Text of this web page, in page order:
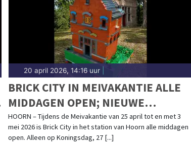
20 april 2026, 14:16 uur|
BRICK CITY IN MEIVAKANTIE ALLE
MIDDAGEN OPEN; NIEUWE
HOORNSE GEBOUWEN VAN LEGO
HOORN – Tijdens de Meivakantie van 25 april tot en met 3
mei 2026 is Brick City in het station van Hoorn alle middagen
open. Alleen op Koningsdag, 27 [...]